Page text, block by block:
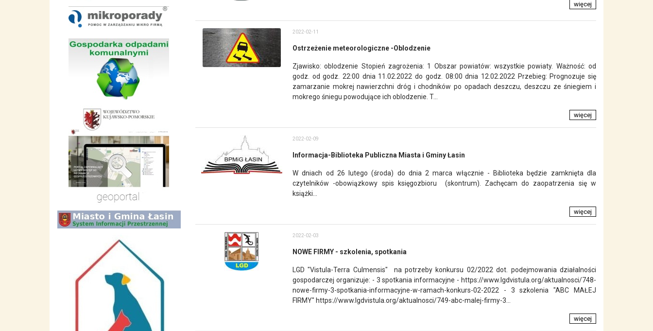
więcej
2022-02-11
Ostrzeżenie meteorologiczne -Oblodzenie
Zjawisko: oblodzenie Stopień zagrożenia: 1 Obszar powiatów: wszystkie powiaty. Ważność: od
godz. od godz. 22:00 dnia 11.02.2022 do godz. 08:00 dnia 12.02.2022 Przebieg: Prognozuje się
zamarzanie mokrej nawierzchni dróg i chodników po opadach deszczu, deszczu ze śniegiem i
mokrego śniegu powodujące ich oblodzenie. T...
więcej
2022-02-09
Informacja-Biblioteka Publiczna Miasta i Gminy Łasin
W dniach od 26 lutego (środa) do dnia 2 marca włącznie - Biblioteka będzie zamknięta dla
czytelników -obowiązkowy spis księgozbioru (skontrum). Zachęcam do zaopatrzenia się w
książki...
więcej
2022-02-03
NOWE FIRMY - szkolenia, spotkania
LGD "Vistula-Terra Culmensis" na potrzeby konkursu 02/2022 dot. podejmowania działalności
gospodarczej organizuje: - 3 spotkania informacyjne - https://www.lgdvistula.org/aktualnosci/748-
nowe-firmy-3-spotkania-informacyjne-w-ramach-konkurs-02-2022 - 3 szkolenia "ABC MAŁEJ
FIRMY" https://www.lgdvistula.org/aktualnosci/749-abc-malej-firmy-3...
więcej